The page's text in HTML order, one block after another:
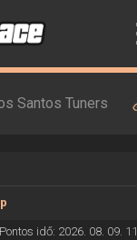
Santos Tuners
Pontos idő: 2026. 08. 09.